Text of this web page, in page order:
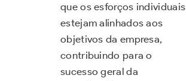
que os esforços individuais
estejam alinhados aos
objetivos da empresa,
contribuindo para o
sucesso geral da